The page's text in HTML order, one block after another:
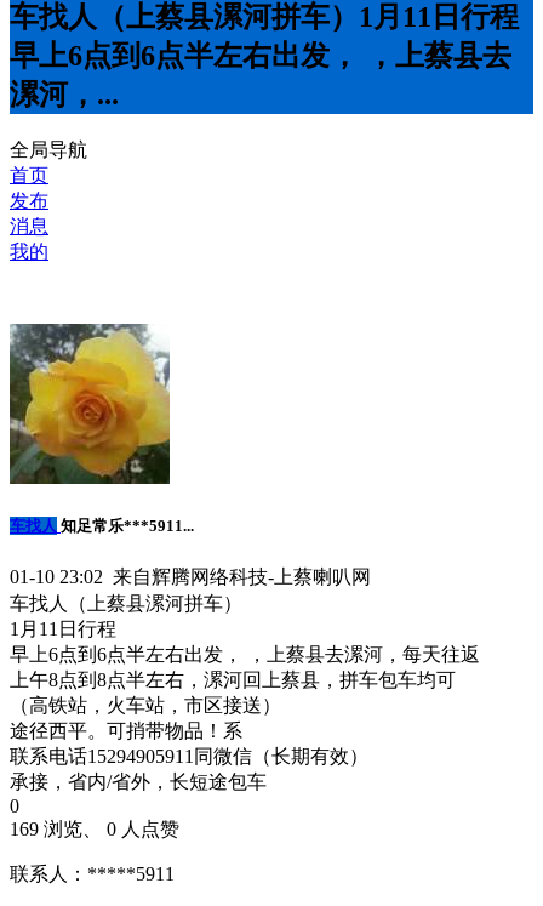
车找人（上蔡县漯河拼车）1月11日行程
早上6点到6点半左右出发， ，上蔡县去
漯河，...
全局导航
首页
发布
消息
我的
车找人 知足常乐***5911...
01-10 23:02 来自辉腾网络科技-上蔡喇叭网
车找人（上蔡县漯河拼车）
1月11日行程
早上6点到6点半左右出发， ，上蔡县去漯河，每天往返
上午8点到8点半左右，漯河回上蔡县，拼车包车均可
（高铁站，火车站，市区接送）
途径西平。可捎带物品！系
联系电话15294905911同微信（长期有效）
承接，省内/省外，长短途包车
0
169 浏览、 0 人点赞
联系人：*****5911